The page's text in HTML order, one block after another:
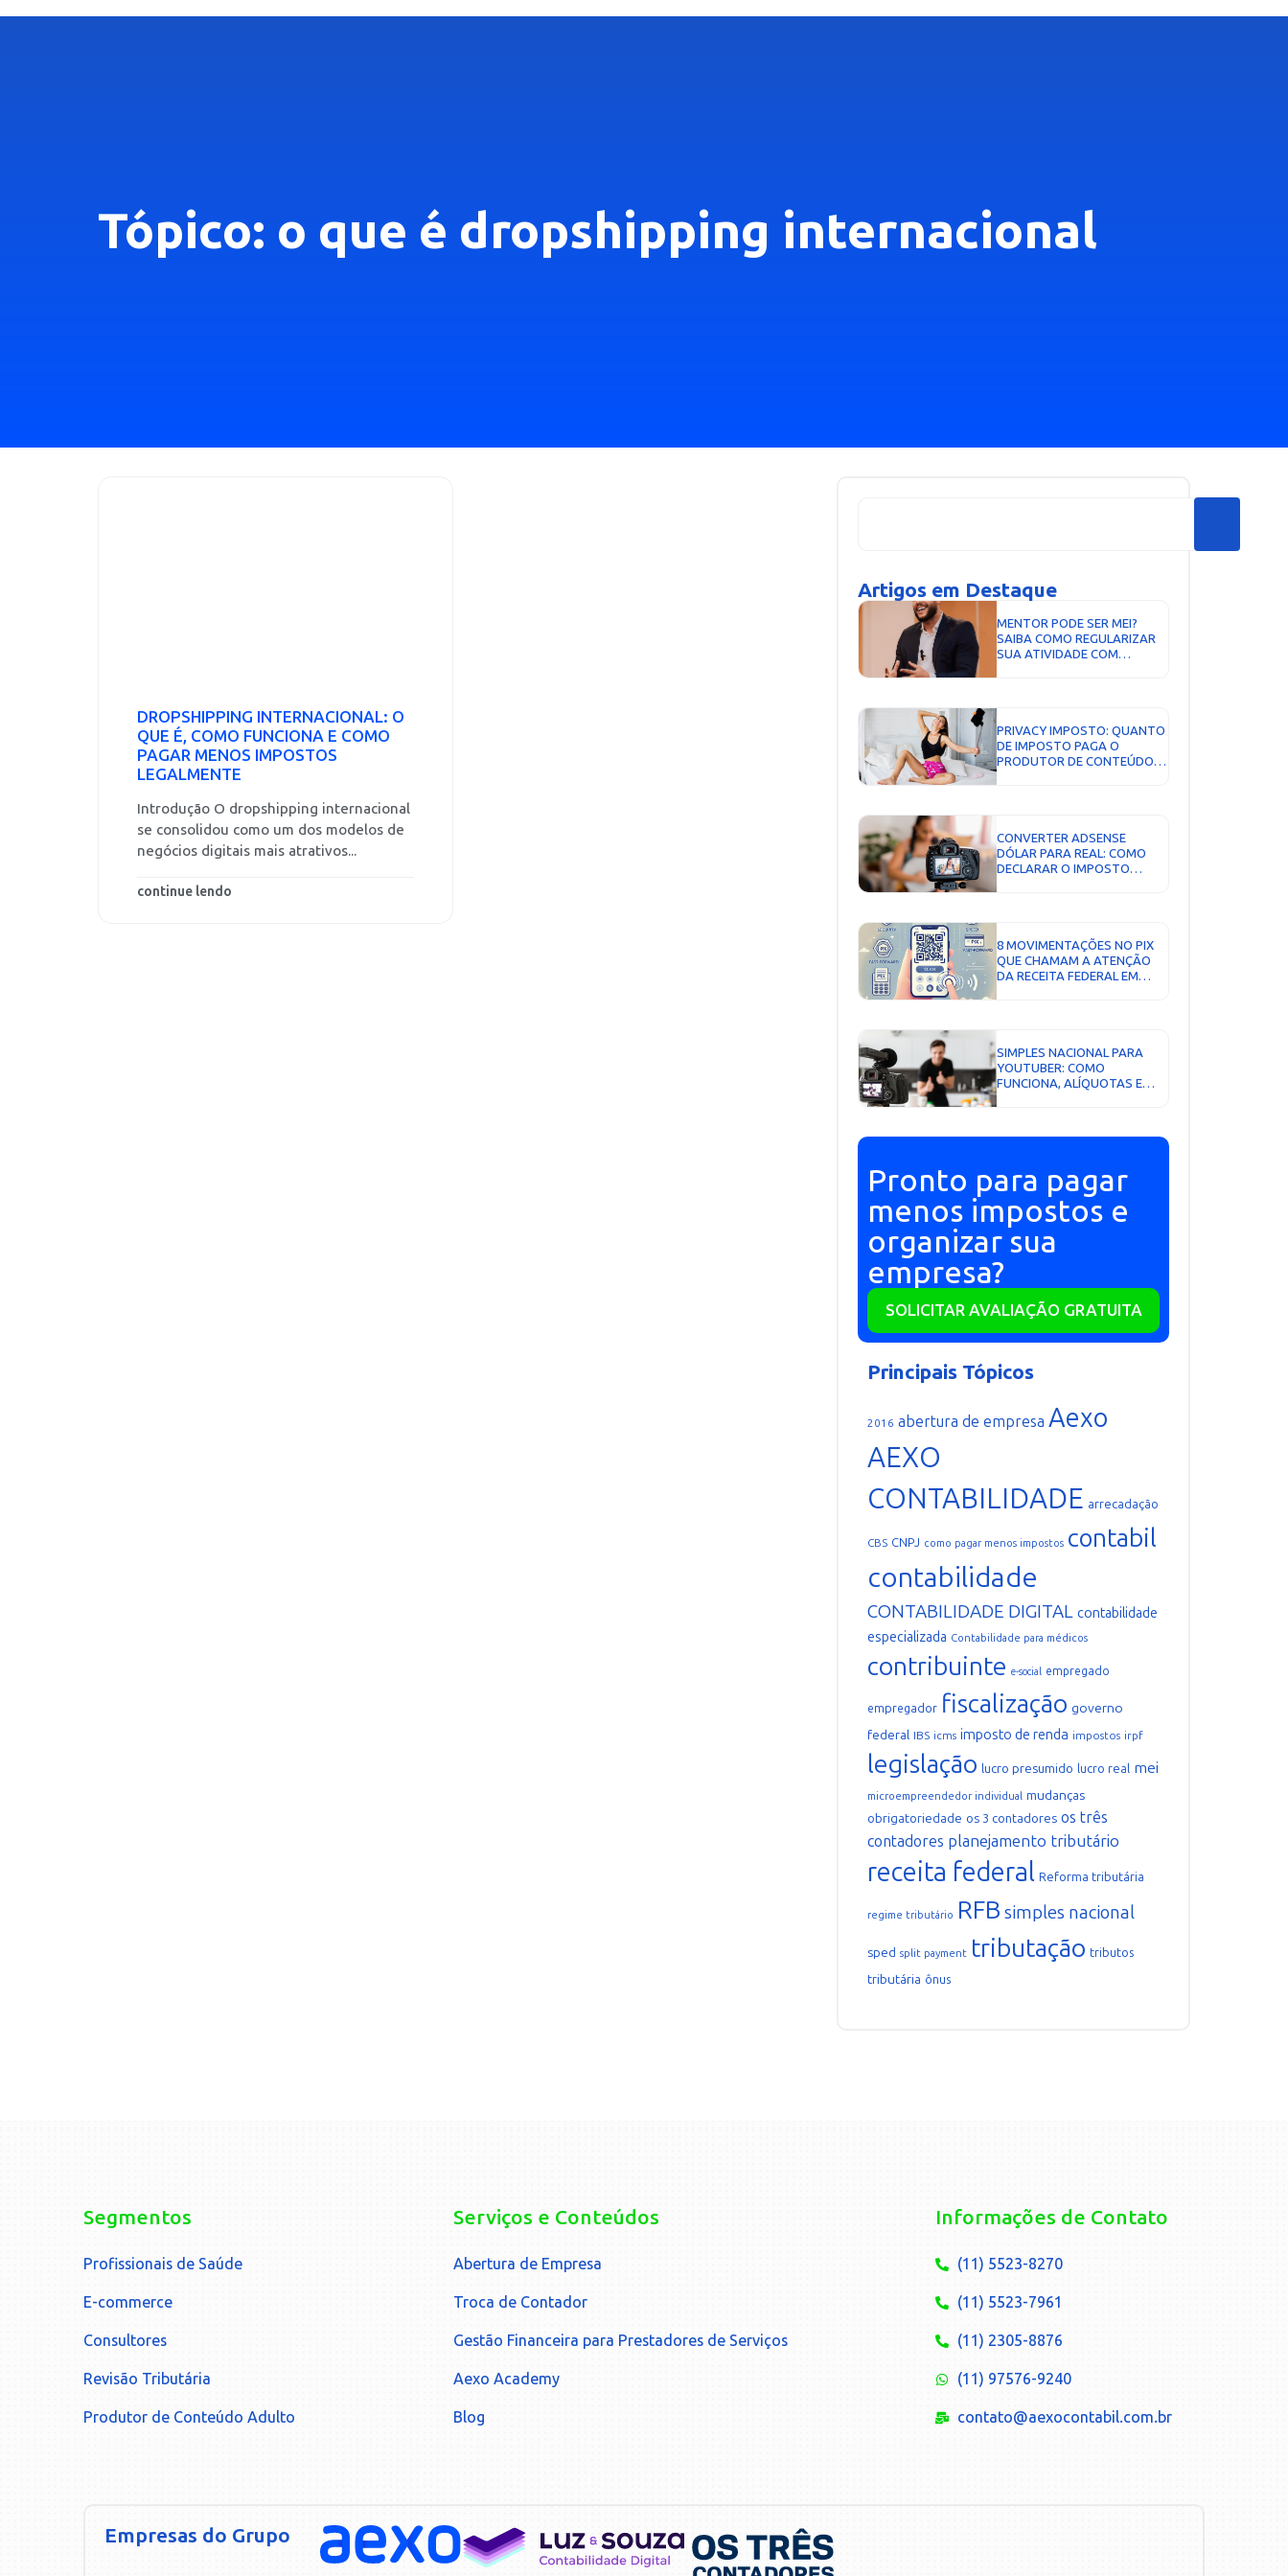
Tópico: o que é dropshipping internacional
DROPSHIPPING INTERNACIONAL: O
QUE É, COMO FUNCIONA E COMO
PAGAR MENOS IMPOSTOS
LEGALMENTE
Introdução O dropshipping internacional
se consolidou como um dos modelos de
negócios digitais mais atrativos...
continue lendo
Artigos em Destaque
MENTOR PODE SER MEI?
SAIBA COMO REGULARIZAR
SUA ATIVIDADE COM
PRIVACY IMPOSTO: QUANTO
DE IMPOSTO PAGA O
PRODUTOR DE CONTEÚDO E
COMO EMITIR NOTA FISCAL...
CONVERTER ADSENSE
DÓLAR PARA REAL: COMO
DECLARAR O IMPOSTO
8 MOVIMENTAÇÕES NO PIX
QUE CHAMAM A ATENÇÃO
DA RECEITA FEDERAL EM
SIMPLES NACIONAL PARA
YOUTUBER: COMO
FUNCIONA, ALÍQUOTAS E
FATOR R...
Pronto para pagar
menos impostos e
organizar sua
empresa?
SOLICITAR AVALIAÇÃO GRATUITA
Principais Tópicos
2016 abertura de empresa Aexo
AEXO
CONTABILIDADE arrecadação
CBS CNPJ como pagar menos impostos contabil
contabilidade
CONTABILIDADE DIGITAL contabilidade
especializada Contabilidade para médicos
contribuinte e-social empregado
empregador fiscalização governo
federal IBS icms imposto de renda impostos irpf
legislação lucro presumido lucro real mei
microempreendedor individual mudanças
obrigatoriedade os 3 contadores os três
contadores planejamento tributário
receita federal Reforma tributária
regime tributário RFB simples nacional
sped split payment tributação tributos
tributária ônus
Segmentos
Profissionais de Saúde
E-commerce
Consultores
Revisão Tributária
Produtor de Conteúdo Adulto
Serviços e Conteúdos
Abertura de Empresa
Troca de Contador
Gestão Financeira para Prestadores de Serviços
Aexo Academy
Blog
Informações de Contato
(11) 5523-8270
(11) 5523-7961
(11) 2305-8876
(11) 97576-9240
contato@aexocontabil.com.br
Empresas do Grupo